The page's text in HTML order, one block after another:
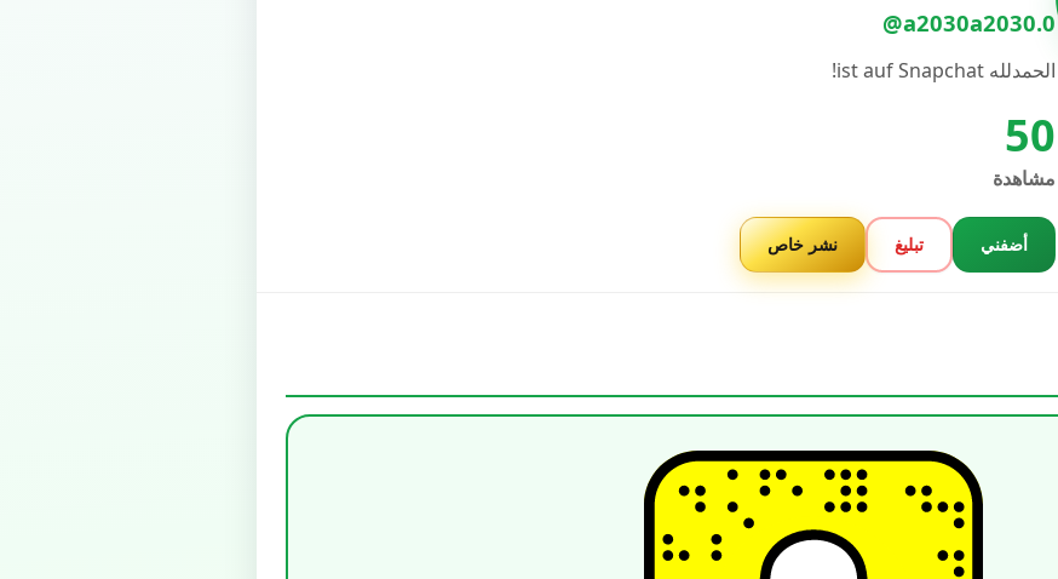
@a2030a2030.0
الحمدلله ist auf Snapchat!
50
مشاهدة
أضفني تبليغ نشر خاص